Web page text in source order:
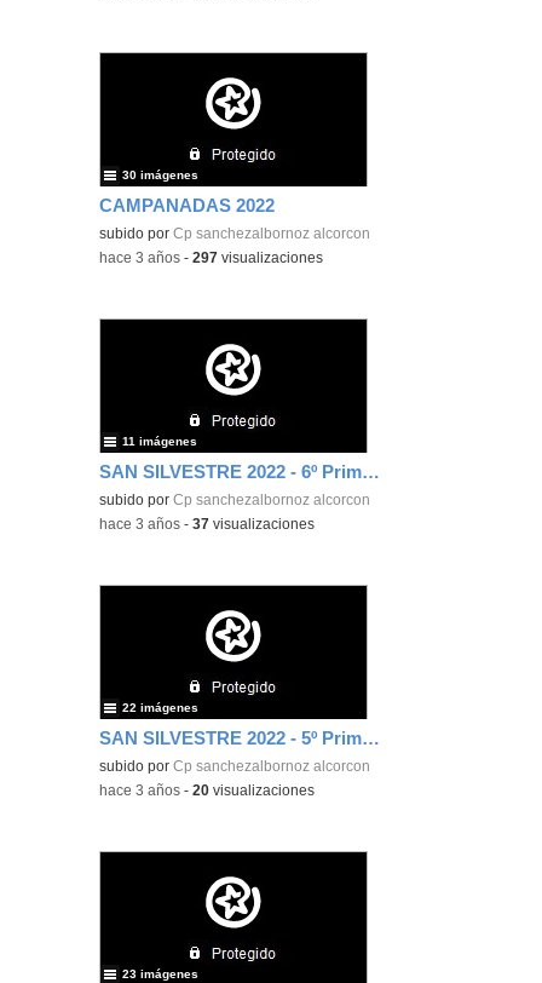
CAMPANADAS 2022
subido porCp sanchezalbornoz alcorcon
30 imágenes
-hace 3 años -297 visualizaciones
SAN SILVESTRE 2022 - 6º Primaria
subido porCp sanchezalbornoz alcorcon
11 imágenes
-hace 3 años -37 visualizaciones
SAN SILVESTRE 2022 - 5º Primaria
subido porCp sanchezalbornoz alcorcon
22 imágenes
-hace 3 años -20 visualizaciones
23 imágenes